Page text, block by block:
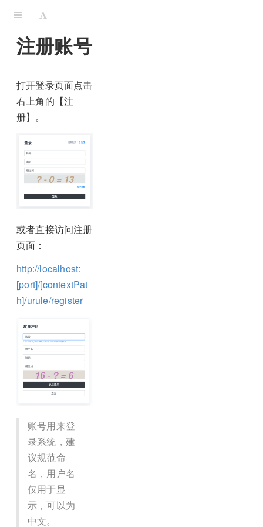
注册账号
打开登录页面点击
右上角的【注
册】。
或者直接访问注册
页面：
http://localhost:
[port]/[contextPat
h]/urule/register
账号用来登
录系统，建
议规范命
名，用户名
仅用于显
示，可以为
中文。